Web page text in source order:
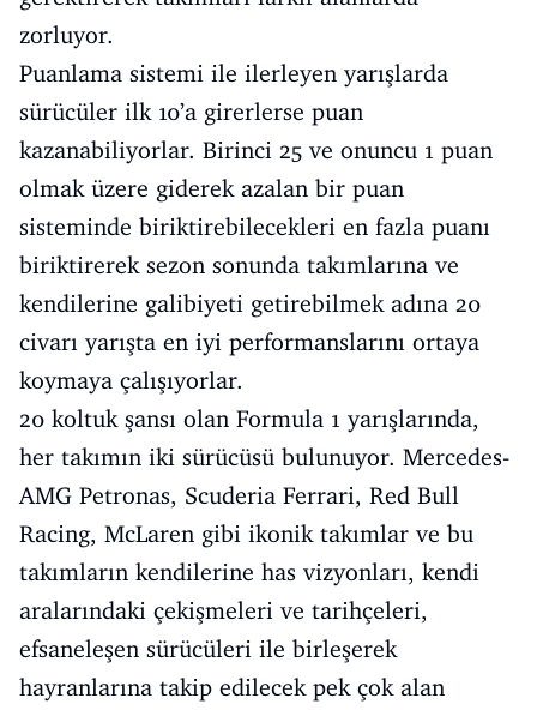
zorluyor.
Puanlama sistemi ile ilerleyen yarışlarda
sürücüler ilk 10’a girerlerse puan
kazanabiliyorlar. Birinci 25 ve onuncu 1 puan
olmak üzere giderek azalan bir puan
sisteminde biriktirebilecekleri en fazla puanı
biriktirerek sezon sonunda takımlarına ve
kendilerine galibiyeti getirebilmek adına 20
civarı yarışta en iyi performanslarını ortaya
koymaya çalışıyorlar.
20 koltuk şansı olan Formula 1 yarışlarında,
her takımın iki sürücüsü bulunuyor. Mercedes-
AMG Petronas, Scuderia Ferrari, Red Bull
Racing, McLaren gibi ikonik takımlar ve bu
takımların kendilerine has vizyonları, kendi
aralarındaki çekişmeleri ve tarihçeleri,
efsaneleşen sürücüleri ile birleşerek
hayranlarına takip edilecek pek çok alan